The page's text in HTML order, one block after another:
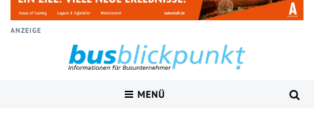
ANZEIGE
MENÜ